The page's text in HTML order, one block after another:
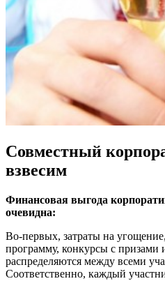
Совместный
взвесим
Финансовая выгода
очевидна:
Во-первых, затраты на
программу, конкурсы с призами
распределяются между всеми
Соответственно, каждый